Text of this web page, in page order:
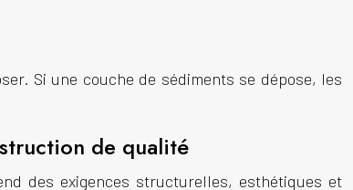
Si une couche de sédiments se dépose, les
de qualité
des exigences structurelles, esthétiques et